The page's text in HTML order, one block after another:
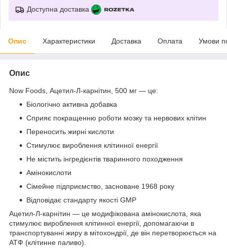
Доступна доставка
Опис Характеристики Доставка Оплата Умови
Опис
Now Foods, Ацетил-Л-карнітин, 500 мг — це:
Біологічно активна добавка
Сприяє покращенню роботи мозку та нервових клітин
Переносить жирні кислоти
Стимулює вироблення клітинної енергії
Не містить інгредієнтів тваринного походження
Амінокислоти
Сімейне підприємство, засноване 1968 року
Відповідає стандарту якості GMP
Ацетил-Л-карнітин — це модифікована амінокислота, яка
стимулює вироблення клітинної енергії, допомагаючи в
транспортуванні жиру в мітохондрії, де він перетворюється на
АТФ (клітинне паливо).